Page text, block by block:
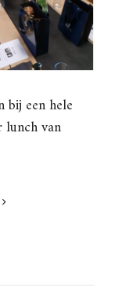
bij een hele
van